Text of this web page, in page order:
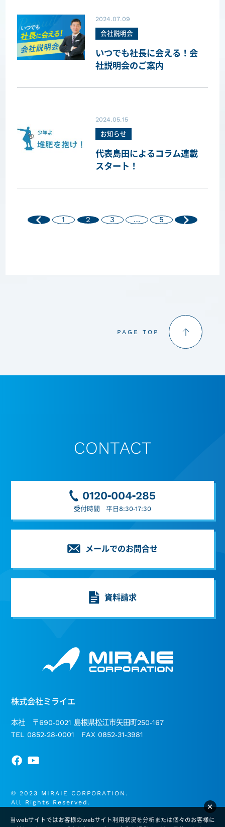
2024.07.09
会社説明会
いつでも社長に会える！会
社説明会のご案内
2024.05.15
お知らせ
代表島田によるコラム連載
スタート！
1 2 3 … 5
PAGE TOP
CONTACT
0120-004-285
受付時間 平日8:30-17:30
メールでのお問合せ
資料請求
株式会社ミライエ
本社 〒690-0021 島根県松江市矢田町250-167
TEL 0852-28-0001 FAX 0852-31-3981
© 2023 MIRAIE CORPORATION.
All Rights Reserved.
×
当webサイトではお客様のwebサイト利用状況を分析または個々のお客様に